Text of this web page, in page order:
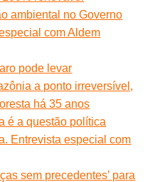
ambiental no Governo
com Aldem
pode levar
a ponto irreversível,
há 35 anos
é a questão política
Entrevista especial com
sem precedentes’ para